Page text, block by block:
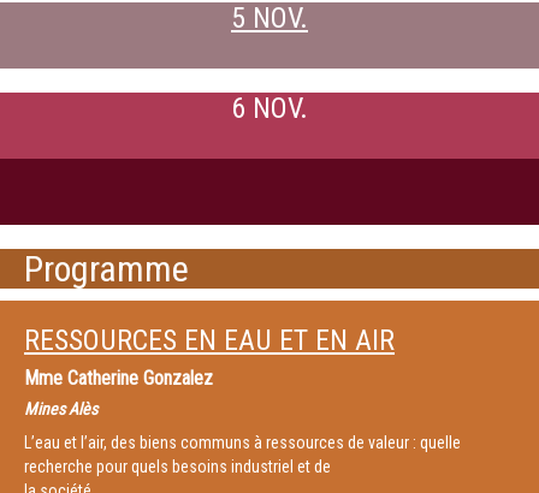
5 NOV.
6 NOV.
Programme
RESSOURCES EN EAU ET EN AIR
Mme Catherine Gonzalez
Mines Alès
L’eau et l’air, des biens communs à ressources de valeur : quelle
recherche pour quels besoins industriel et de